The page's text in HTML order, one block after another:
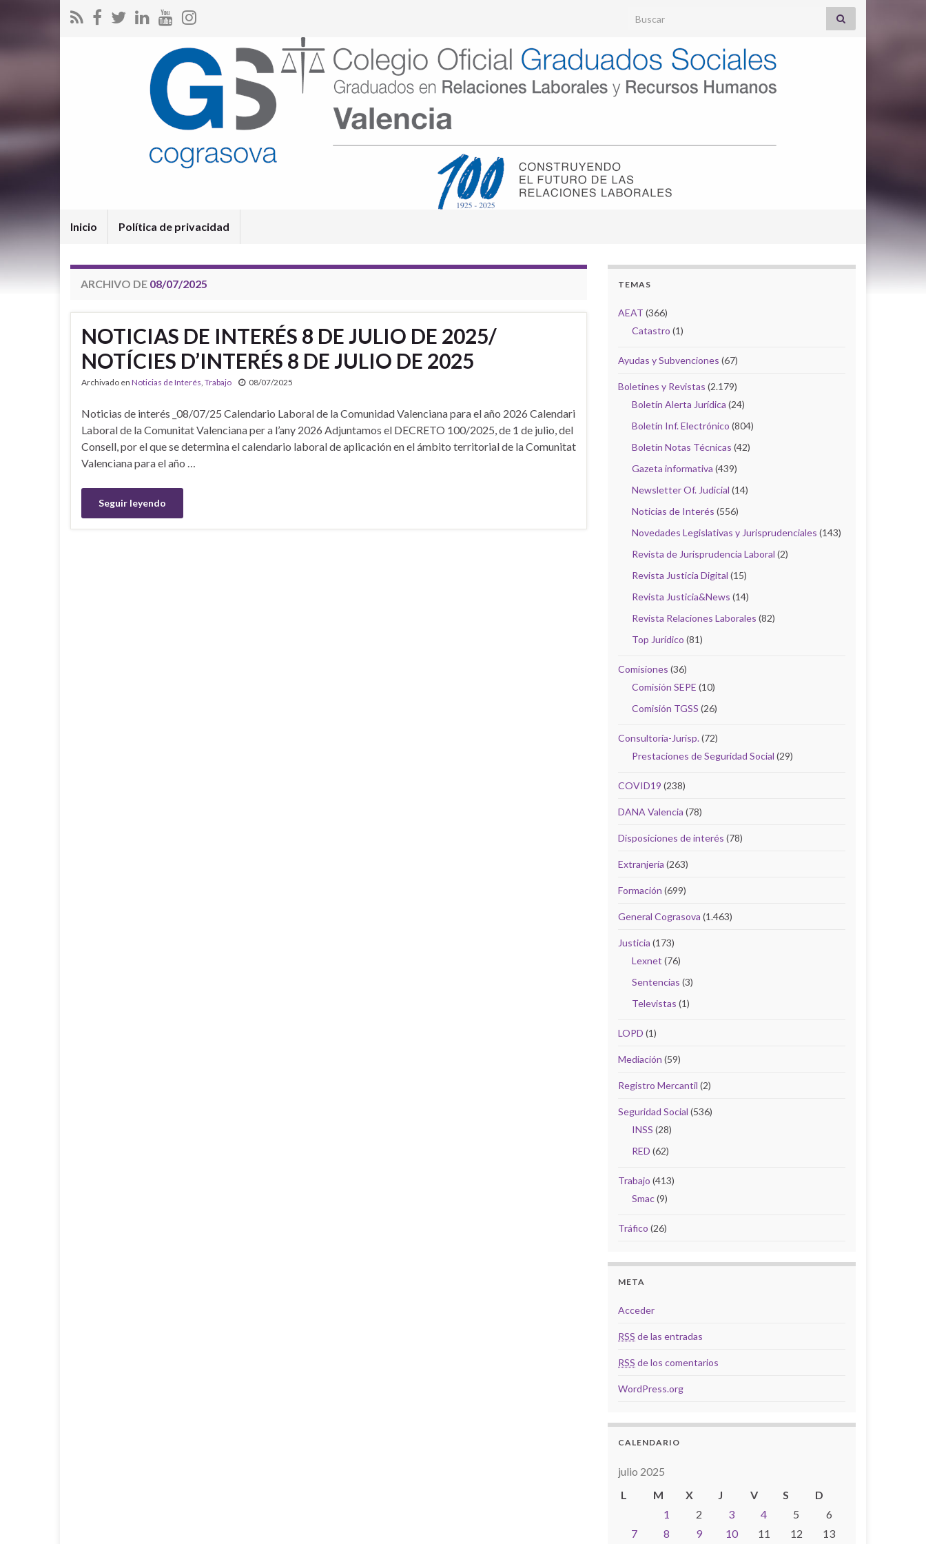
Search for:
Inicio Política de privacidad
ARCHIVO DE 08/07/2025
NOTICIAS DE INTERÉS 8 DE JULIO DE 2025/
NOTÍCIES D’INTERÉS 8 DE JULIO DE 2025
Archivado en Noticias de Interés, Trabajo 08/07/2025
Noticias de interés _08/07/25 Calendario Laboral de la Comunidad Valenciana para el año 2026 Calendari
Laboral de la Comunitat Valenciana per a l’any 2026 Adjuntamos el DECRETO 100/2025, de 1 de julio, del
Consell, por el que se determina el calendario laboral de aplicación en el ámbito territorial de la Comunitat
Valenciana para el año …
Seguir leyendo
TEMAS
AEAT (366)
Catastro (1)
Ayudas y Subvenciones (67)
Boletines y Revistas (2.179)
Boletín Alerta Jurídica (24)
Boletín Inf. Electrónico (804)
Boletín Notas Técnicas (42)
Gazeta informativa (439)
Newsletter Of. Judicial (14)
Noticias de Interés (556)
Novedades Legislativas y Jurisprudenciales (143)
Revista de Jurisprudencia Laboral (2)
Revista Justicia Digital (15)
Revista Justicia&News (14)
Revista Relaciones Laborales (82)
Top Jurídico (81)
Comisiones (36)
Comisión SEPE (10)
Comisión TGSS (26)
Consultoría-Jurisp.(72)
Prestaciones de Seguridad Social (29)
COVID19 (238)
DANA Valencia (78)
Disposiciones de interés (78)
Extranjería (263)
Formación (699)
General Cograsova (1.463)
Justicia (173)
Lexnet (76)
Sentencias (3)
Televistas (1)
LOPD (1)
Mediación (59)
Registro Mercantil (2)
Seguridad Social (536)
INSS (28)
RED (62)
Trabajo (413)
Smac(9)
Tráfico (26)
META
Acceder
RSS de las entradas
RSS de los comentarios
WordPress.org
CALENDARIO
julio 2025
L
M X J V S
D
1
2 3 4 5
6
7
8 9 10 11 12 13